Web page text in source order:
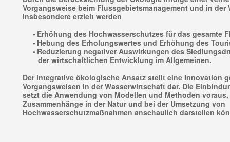
Vorgangsweise beim Flussgebietsmanagement und in
insbesondere erzielt werden
• Erhöhung des Hochwasserschutzes für das gesamte
• Hebung des Erholungswertes und Erhöhung des
• Reduzierung negativer Auswirkungen des
der wirtschaftlichen Entwicklung im Allgemeinen.
Der integrative ökologische Ansatz stellt eine Innovation
Vorgangsweisen in der Wasserwirtschaft dar. Die
setzt die Anwendung von Modellen und Methoden
Zusammenhänge in der Natur und bei der Umsetzung von
Hochwasserschutzmaßnahmen anschaulich darstellen